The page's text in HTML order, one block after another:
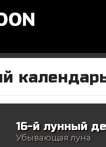
16-й лунный
Убывающая луна